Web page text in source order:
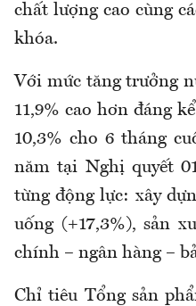
chất lượng cao cùng
khóa.
Với mức tăng trưởng
11,9% cao hơn đáng
10,3% cho 6 tháng
năm tại Nghị quyết
từng động lực: xây
uống (+17,3%), sản
chính – ngân hàng –
Chỉ tiêu Tổng sản